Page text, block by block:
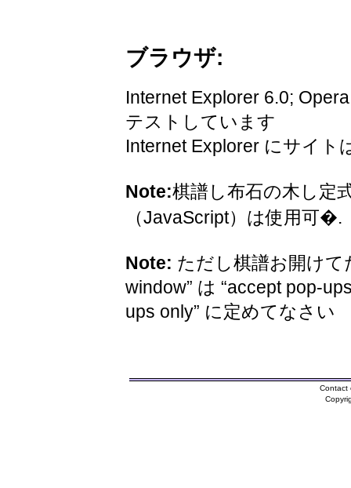
ブラウザ:
Internet Explorer 6.0;
テストしています
Internet Explorer にサイト
Note:棋譜し布石の木し定
（JavaScript）は使用可�.
Note: ただし棋譜お開けて
window” は “accept pop-
ups only” に定めてなさい
Contact